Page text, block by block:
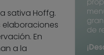
sativa Hoffg.
elaboraciones
En
a la